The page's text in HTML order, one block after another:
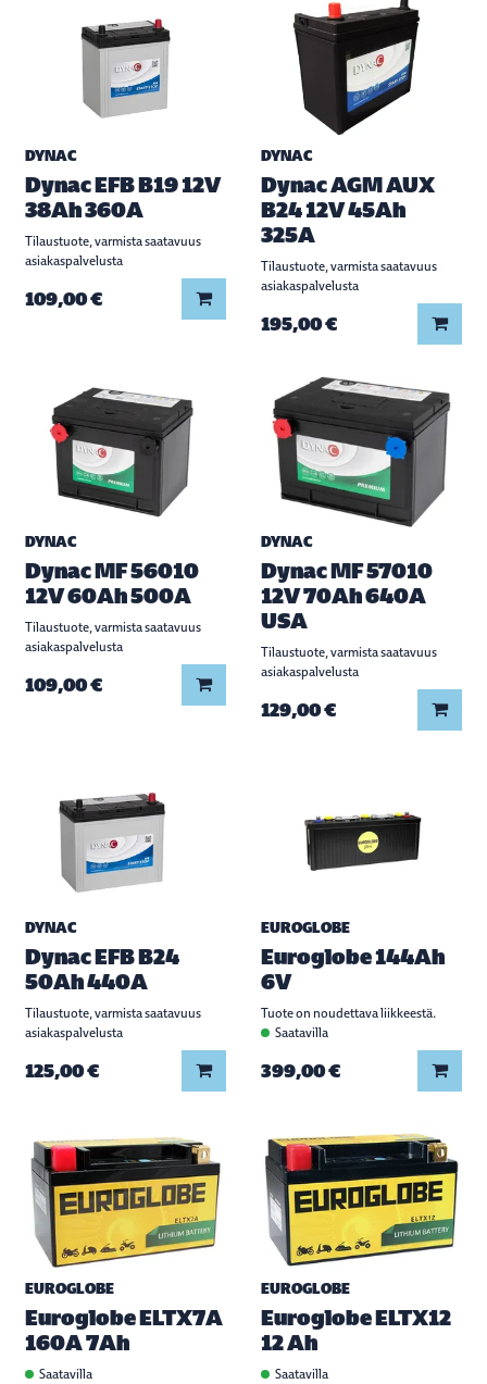
DYNAC
Dynac EFB B19 12V
38Ah 360A
Tilaustuote, varmista saatavuus
asiakaspalvelusta
109,00 € Lisää koriin
DYNAC
Dynac AGM AUX
B24 12V 45Ah
325A
Tilaustuote, varmista saatavuus
asiakaspalvelusta
195,00 €
DYNAC
Dynac MF 56010
12V 60Ah 500A
Tilaustuote, varmista saatavuus
asiakaspalvelusta
109,00 € Lisää koriin
DYNAC
Dynac MF 57010
12V 70Ah 640A
USA
Tilaustuote, varmista saatavuus
asiakaspalvelusta
129,00 €
DYNAC
Dynac EFB B24
50Ah 440A
Tilaustuote, varmista saatavuus
asiakaspalvelusta
125,00 € Lisää koriin
EUROGLOBE
Euroglobe 144Ah
6V
Tuote on noudettava liikkeestä.
Saatavilla
399,00 €
EUROGLOBE
Euroglobe ELTX7A
160A 7Ah
Saatavilla
EUROGLOBE
Euroglobe ELTX12
12 Ah
Saatavilla